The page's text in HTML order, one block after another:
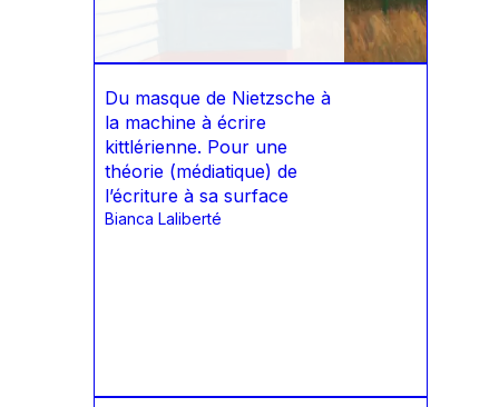
Du masque de Nietzsche à
la machine à écrire
kittlérienne. Pour une
théorie (médiatique) de
l’écriture à sa surface
Bianca Laliberté